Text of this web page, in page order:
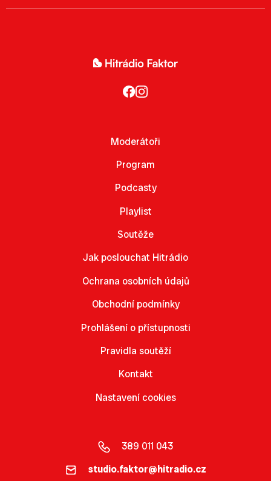
Moderátoři
Program
Podcasty
Playlist
Soutěže
Jak poslouchat Hitrádio
Ochrana osobních údajů
Obchodní podmínky
Prohlášení o přístupnosti
Pravidla soutěží
Kontakt
Nastavení cookies
389 011 043
studio.faktor@hitradio.cz